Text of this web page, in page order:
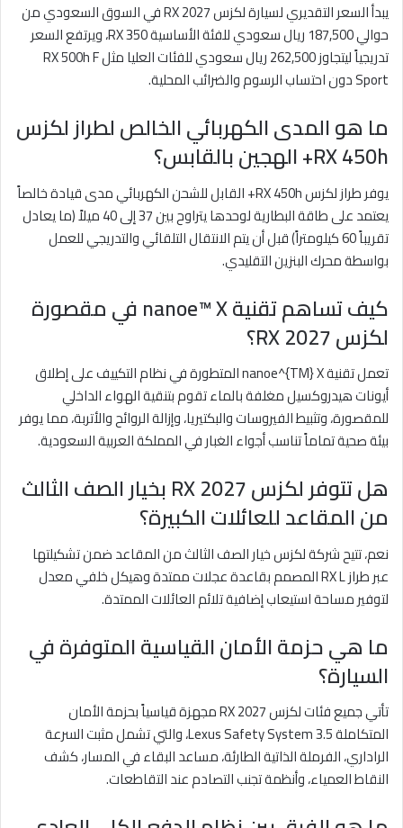
يبدأ السعر التقديري لسيارة لكزس RX 2027 في السوق السعودي من
حوالي 187,500 ريال سعودي للفئة الأساسية RX 350، ويرتفع السعر
تدريجياً ليتجاوز 262,500 ريال سعودي للفئات العليا مثل RX 500h F
Sport دون احتساب الرسوم والضرائب المحلية.
ما هو المدى الكهربائي الخالص لطراز لكزس
RX 450h+ الهجين بالقابس؟
يوفر طراز لكزس RX 450h+ القابل للشحن الكهربائي مدى قيادة خالصاً
يعتمد على طاقة البطارية لوحدها يتراوح بين 37 إلى 40 ميلاً (ما يعادل
تقريباً 60 كيلومتراً) قبل أن يتم الانتقال التلقائي والتدريجي للعمل
بواسطة محرك البنزين التقليدي.
كيف تساهم تقنية nanoe™ X في مقصورة
لكزس RX 2027؟
تعمل تقنية nanoe^{TM} X المتطورة في نظام التكييف على إطلاق
أيونات هيدروكسيل مغلفة بالماء تقوم بتنقية الهواء الداخلي
للمقصورة، وتثبيط الفيروسات والبكتيريا، وإزالة الروائح والأتربة، مما يوفر
بيئة صحية تماماً تناسب أجواء الغبار في المملكة العربية السعودية.
هل تتوفر لكزس RX 2027 بخيار الصف الثالث
من المقاعد للعائلات الكبيرة؟
نعم، تتيح شركة لكزس خيار الصف الثالث من المقاعد ضمن تشكيلتها
عبر طراز RX L المصمم بقاعدة عجلات ممتدة وهيكل خلفي معدل
لتوفير مساحة استيعاب إضافية تلائم العائلات الممتدة.
ما هي حزمة الأمان القياسية المتوفرة في
السيارة؟
تأتي جميع فئات لكزس RX 2027 مجهزة قياسياً بحزمة الأمان
المتكاملة Lexus Safety System 3.5، والتي تشمل مثبت السرعة
الراداري، الفرملة الذاتية الطارئة، مساعد البقاء في المسار، كشف
النقاط العمياء، وأنظمة تجنب التصادم عند التقاطعات.